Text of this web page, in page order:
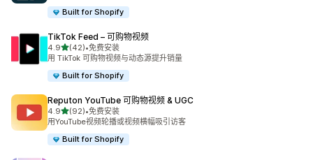
Built for Shopify
TikTok Feed – 可购物视频
4.9星（满分 5 星）
(42)
总共 42 条评论
•免费安装
用 TikTok 可购物视频与动态源提升销量
Built for Shopify
Reputon YouTube 可购物视频 & UGC
4.9星（满分 5 星）
(92)
总共 92 条评论
•免费安装
用YouTube视频轮播或视频横幅吸引访客
Built for Shopify